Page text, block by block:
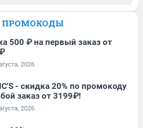
ПРОМОКОДЫ
500 ₽ на первый заказ от
2026
- скидка 20% по промокоду
заказ от 3199₽!
2026